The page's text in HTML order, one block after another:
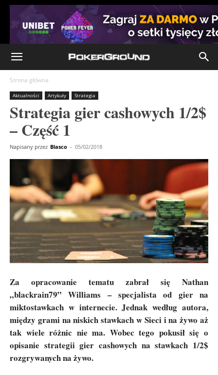
Strona główna
Aktualności Artykuły Strategia
Strategia gier cashowych 1/2$
– Część 1
Napisany przez Blasco - 05/02/2018
Za opracowanie tematu zabrał się Nathan
„blackrain79” Williams – specjalista od gier na
miktostawkach w internecie. Jednak według autora,
między grami na niskich stawkach w Sieci i na żywo aż
tak wiele różnic nie ma. Wobec tego pokusił się o
opisanie strategii gier cashowych na stawkach 1/2$
rozgrywanych na żywo.